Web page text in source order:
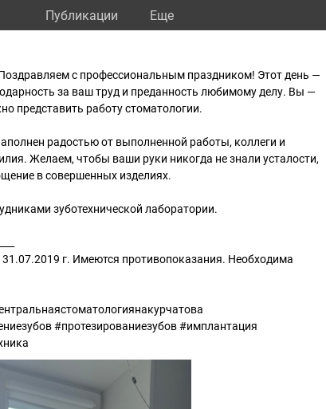
Публикации Eще
с профессиональным праздником! Этот день —
за ваш труд и преданность любимому делу. Вы —
представить работу стоматологии.
радостью от выполненной работы, коллеги и
Желаем, чтобы ваши руки никогда не знали усталости,
в совершенных изделиях.
зуботехнической лаборатории.
г. Имеются противопоказания. Необходима
#протезированиезубов #имплантация